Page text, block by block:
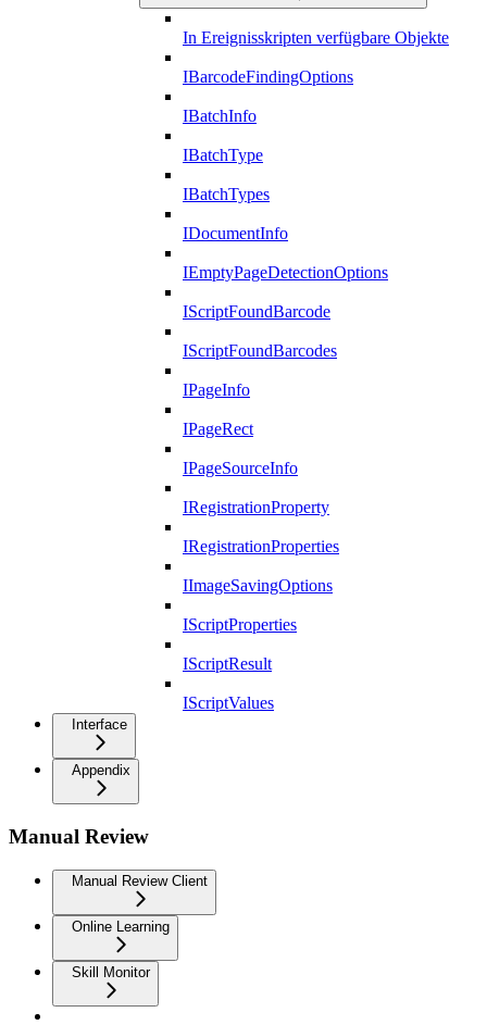
In Ereignisskripten verfügbare Objekte
IBarcodeFindingOptions
IBatchInfo
IBatchType
IBatchTypes
IDocumentInfo
IEmptyPageDetectionOptions
IScriptFoundBarcode
IScriptFoundBarcodes
IPageInfo
IPageRect
IPageSourceInfo
IRegistrationProperty
IRegistrationProperties
IImageSavingOptions
IScriptProperties
IScriptResult
IScriptValues
Interface
Appendix
Manual Review
Manual Review Client
Online Learning
Skill Monitor